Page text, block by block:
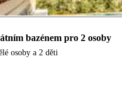
bazénem pro 2 osoby
osoby a 2 děti